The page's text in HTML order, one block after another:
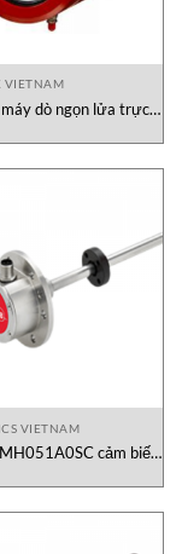
VIETNAM
dò ngọn lửa trực
VIETNAM
cảm biến